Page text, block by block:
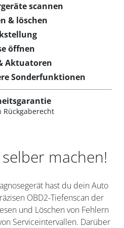
scannen
& löschen
öffnen
Aktuatoren
Sonderfunktionen
Rückgaberecht
machen!
hast du dein Auto
OBD2-Tiefenscan der
und Löschen von Fehlern
Serviceintervallen. Darüber